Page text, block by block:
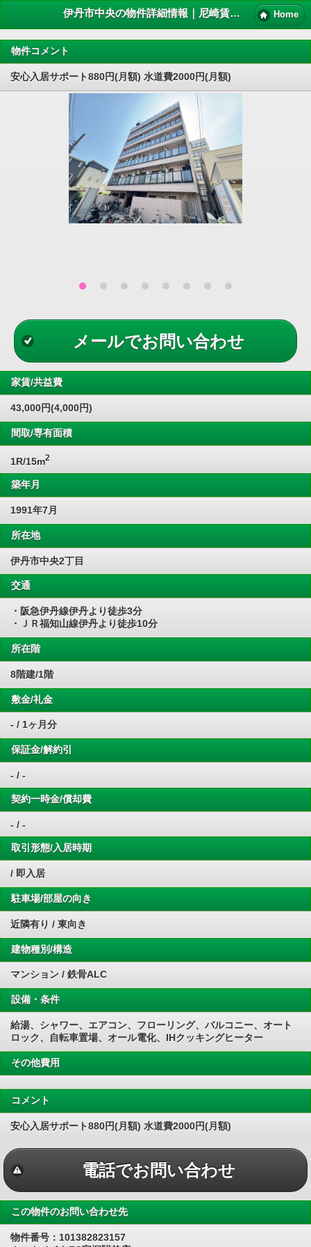
伊丹市中央の物件詳細情報｜尼崎賃貸マンション情報NET Home
物件コメント
安心入居サポート880円(月額) 水道費2000円(月額)
メールでお問い合わせ
家賃/共益費
43,000円(4,000円)
間取/専有面積
1R/15m2
築年月
1991年7月
所在地
伊丹市中央2丁目
交通
・阪急伊丹線伊丹より徒歩3分
・ＪＲ福知山線伊丹より徒歩10分
所在階
8階建/1階
敷金/礼金
- / 1ヶ月分
保証金/解約引
- / -
契約一時金/償却費
- / -
取引形態/入居時期
/ 即入居
駐車場/部屋の向き
近隣有り / 東向き
建物種別/構造
マンション / 鉄骨ALC
設備・条件
給湯、シャワー、エアコン、フローリング、バルコニー、オート
ロック、自転車置場、オール電化、IHクッキングヒーター
その他費用
コメント
安心入居サポート880円(月額) 水道費2000円(月額)
電話でお問い合わせ
この物件のお問い合わせ先
物件番号：101382823157